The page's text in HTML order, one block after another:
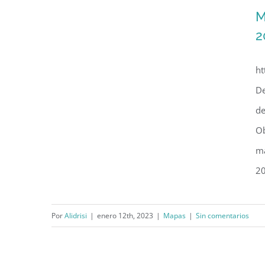
Mapa web: Histórico de fugas
de agua de 2007 a 2015 en la
PorAlidrisi | enero 12th, 2023 | Mapas | Sin comentarios